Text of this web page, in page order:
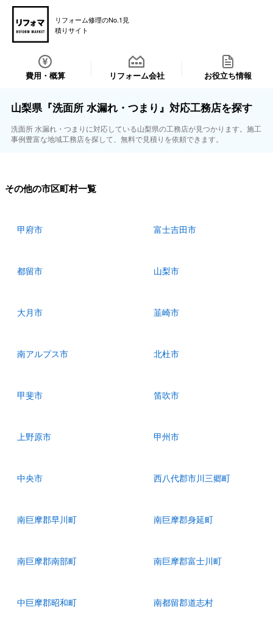
リフォーム修理のNo.1見
積りサイト
費用・概算 リフォーム会社 お役立ち情報
山梨県『洗面所 水漏れ・つまり』対応工務店を探す
洗面所 水漏れ・つまりに対応している山梨県の工務店が見つかります。施工
事例豊富な地域工務店を探して、無料で見積りを依頼できます。
その他の市区町村一覧
甲府市 富士吉田市
都留市 山梨市
大月市 韮崎市
南アルプス市 北杜市
甲斐市 笛吹市
上野原市 甲州市
中央市 西八代郡市川三郷町
南巨摩郡早川町 南巨摩郡身延町
南巨摩郡南部町 南巨摩郡富士川町
中巨摩郡昭和町 南都留郡道志村